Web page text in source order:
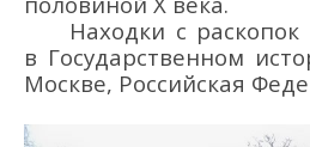
Находки с раскопок
в Государственном
Москве, Российская